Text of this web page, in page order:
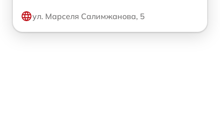
ул. Марселя Салимжанова, 5